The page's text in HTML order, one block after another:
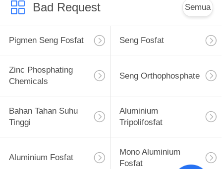
Bad Request Semua
Pigmen Seng Fosfat Seng Fosfat
Zinc Phosphating
Chemicals
Seng Orthophosphate
Bahan Tahan Suhu
Tinggi
Aluminium
Tripolifosfat
Aluminium Fosfat
Mono Aluminium
Fosfat